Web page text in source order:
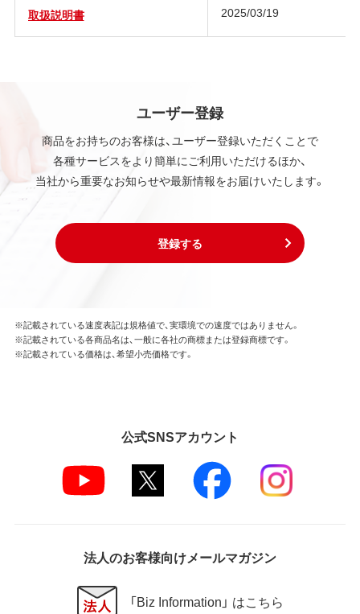
取扱説明書 2025/03/19
ユーザー登録
商品をお持ちのお客様は、ユーザー登録いただくことで
各種サービスをより簡単にご利用いただけるほか、
当社から重要なお知らせや最新情報をお届けいたします。
登録する
※記載されている速度表記は規格値で、実環境での速度ではありません。
※記載されている各商品名は、一般に各社の商標または登録商標です。
※記載されている価格は、希望小売価格です。
公式SNSアカウント
法人のお客様向けメールマガジン
「Biz Information」 はこちら